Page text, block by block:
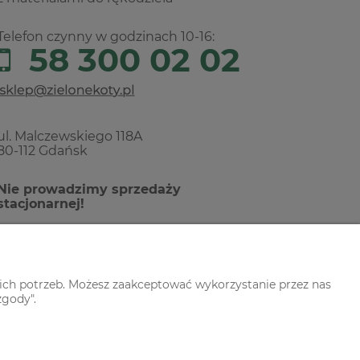
czynny w godzinach 10-16:
58 300 02 02
Malczewskiego 118A
112 Gdańsk
prowadzimy sprzedaży
potrzeb. Możesz zaakceptować wykorzystanie przez nas